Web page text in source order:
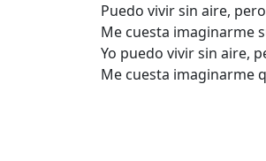
Puеdo vivir sin aire,
Mе cuesta imaginarme
Yo puedo vivir sin aire,
Me cuesta imaginarme